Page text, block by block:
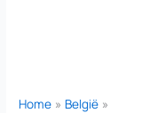
Home
België